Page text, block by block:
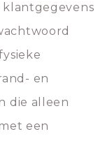
klantgegevens
en
die alleen
een